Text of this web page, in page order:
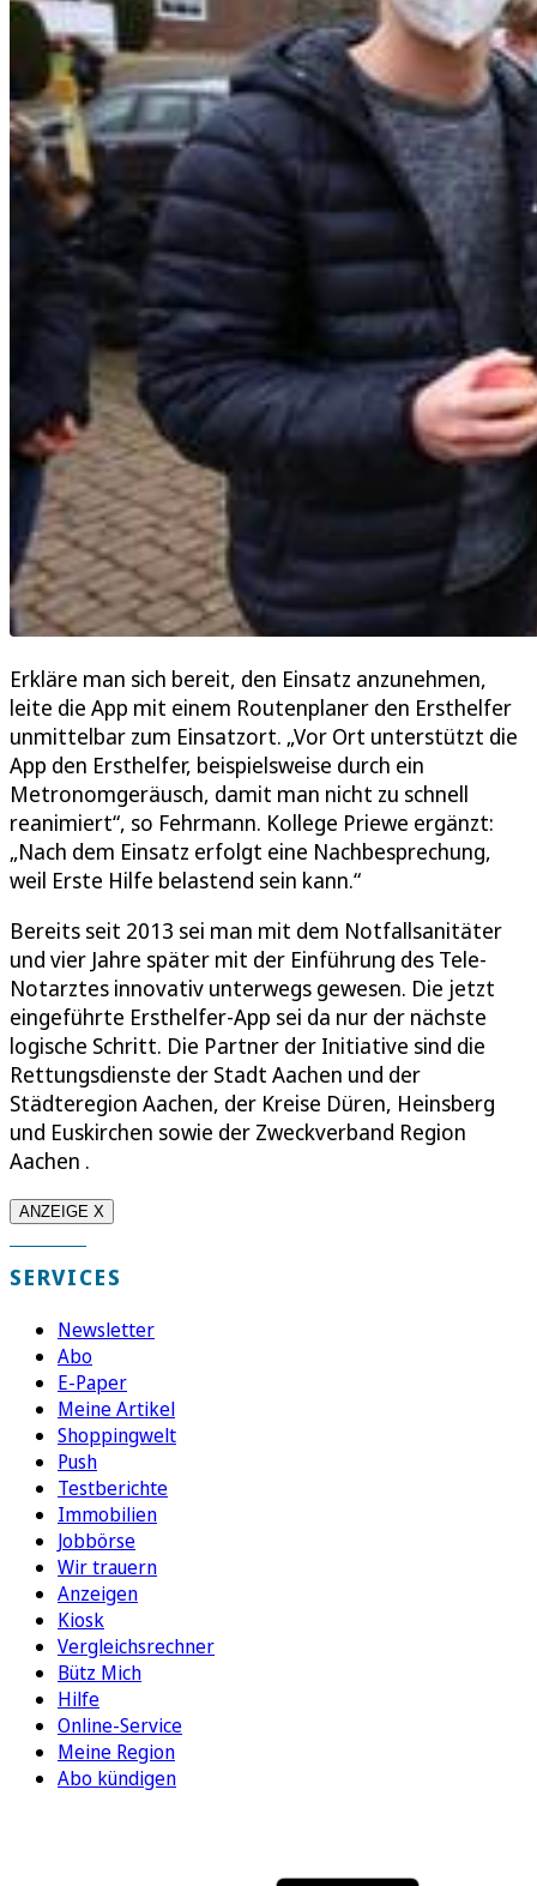
Erkläre man sich bereit, den Einsatz anzunehmen,
leite die App mit einem Routenplaner den Ersthelfer
unmittelbar zum Einsatzort. „Vor Ort unterstützt die
App den Ersthelfer, beispielsweise durch ein
Metronomgeräusch, damit man nicht zu schnell
reanimiert“, so Fehrmann. Kollege Priewe ergänzt:
„Nach dem Einsatz erfolgt eine Nachbesprechung,
weil Erste Hilfe belastend sein kann.“
Bereits seit 2013 sei man mit dem Notfallsanitäter
und vier Jahre später mit der Einführung des Tele-
Notarztes innovativ unterwegs gewesen. Die jetzt
eingeführte Ersthelfer-App sei da nur der nächste
logische Schritt. Die Partner der Initiative sind die
Rettungsdienste der Stadt Aachen und der
Städteregion Aachen, der Kreise Düren, Heinsberg
und Euskirchen sowie der Zweckverband Region
Aachen .
ANZEIGE X
SERVICES
Newsletter
Abo
E-Paper
Meine Artikel
Shoppingwelt
Push
Testberichte
Immobilien
Jobbörse
Wir trauern
Anzeigen
Kiosk
Vergleichsrechner
Bütz Mich
Hilfe
Online-Service
Meine Region
Abo kündigen